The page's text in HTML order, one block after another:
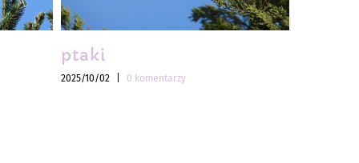
ptaki
2025/10/02 0 komentarzy